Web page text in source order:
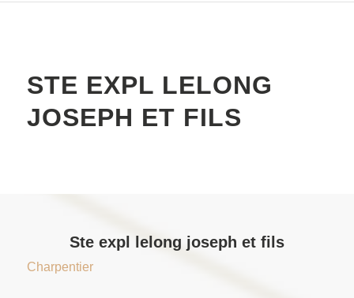
STE EXPL LELONG
JOSEPH ET FILS
Ste expl lelong joseph et fils
Charpentier